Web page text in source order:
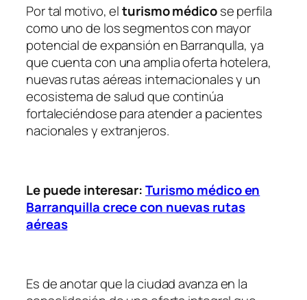
Por tal motivo, elturismo médicose perfila
como uno de los segmentos con mayor
potencial de expansión en Barranqulla, ya
que cuenta con una amplia oferta hotelera,
nuevas rutas aéreas internacionales y un
ecosistema de salud que continúa
fortaleciéndose para atender a pacientes
nacionales y extranjeros.
Le puede interesar:Turismo médico en
Barranquilla crece con nuevas rutas
aéreas
Es de anotar que la ciudad avanza en la